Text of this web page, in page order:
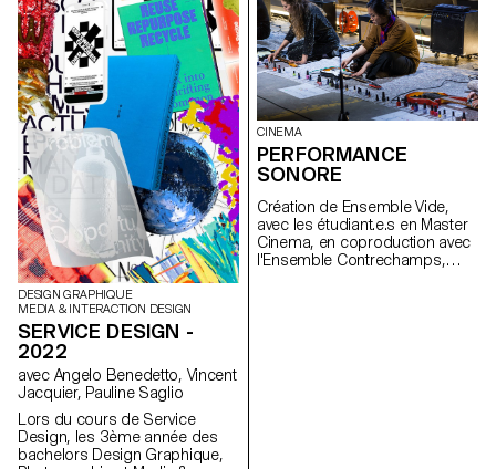
DESIGN GRAPHIQUE
MEDIA & INTERACTION DESIGN
SERVICE DESIGN -
2022
avec Angelo Benedetto, Vincent
Jacquier, Pauline Saglio
Lors du cours de Service
Design, les 3ème année des
bachelors Design Graphique,
CINEMA
PERFORMANCE
SONORE
Création de Ensemble Vide,
avec les étudiant.e.s en Master
Cinema, en coproduction avec
l'Ensemble Contrechamps,